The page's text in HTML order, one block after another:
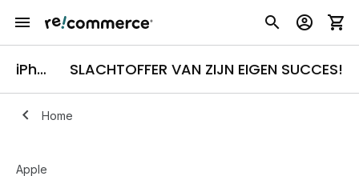
iPhone 15 Pro Max SLACHTOFFER VAN ZIJN EIGEN SUCCES!
Home
Apple